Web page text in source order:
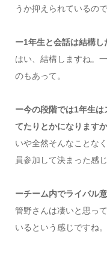
うか抑えられているの
ー1年生と会話は結構し
はい、結構しますね。
のもあって。
ー今の段階では1年生
てたりとかになりますか
いや全然そんなことな
員参加して決まった感じ
ーチーム内でライバル
管野さんは凄いと思っ
いるという感じですね。